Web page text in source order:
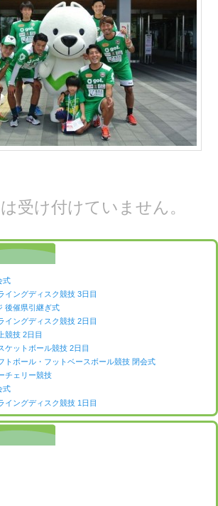
受け付けていません。
式
イングディスク競技 3日目
後催県引継ぎ式
イングディスク競技 2日目
競技 2日目
ケットボール競技 2日目
トボール・フットベースボール競技 閉会式
チェリー競技
式
イングディスク競技 1日目